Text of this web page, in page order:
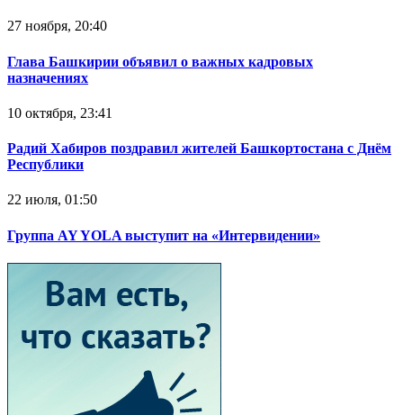
27 ноября, 20:40
Глава Башкирии объявил о важных кадровых
назначениях
10 октября, 23:41
Радий Хабиров поздравил жителей Башкортостана с Днём
Республики
22 июля, 01:50
Группа AY YOLA выступит на «Интервидении»